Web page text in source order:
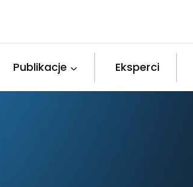
Publikacje Eksperci